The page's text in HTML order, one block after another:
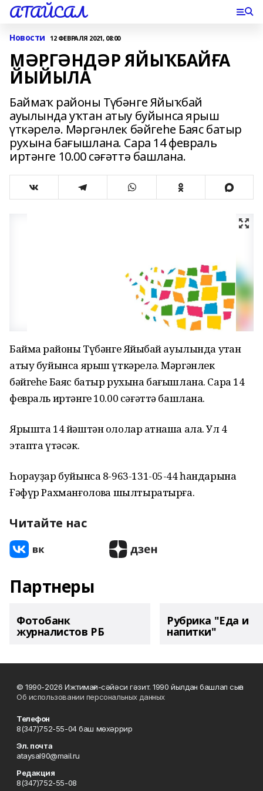
АТАЙСАЛ
Новости 12 ФЕВРАЛЯ 2021, 08:00
МӘРГӘНДӘР ЯЙЫҠБАЙҒА
ЙЫЙЫЛА
Баймаҡ районы Түбәнге Яйыҡбай
ауылында уҡтан атыу буйынса ярыш
үткәрелә. Мәргәнлек бәйгеһе Баяс батыр
рухына бағышлана. Сара 14 февраль
иртәнге 10.00 сәғәттә башлана.
Баймаҡ районы Түбәнге Яйыҡбай ауылында уҡтан
атыу буйынса ярыш үткәрелә. Мәргәнлек
бәйгеһе Баяс батыр рухына бағышлана. Сара 14
февраль иртәнге 10.00 сәғәттә башлана.
Ярышта 14 йәштән ололар ҡатнаша ала. Ул 4
этапта үтәсәк.
Һорауҙар буйынса 8-963-131-05-44 һандарына
Ғәфүр Рахманғоловҡа шылтыратырға.
Читайте нас
Партнеры
Фотобанк
журналистов РБ
Рубрика "Еда и
напитки"
© 1990-2026 Ижтимағи-сәйәси гәзит. 1990 йылдан башлап сыға
Об использовании персональных данных
Телефон
8(347)752-55-04 баш мөхәррир
Эл. почта
ataysal90@mail.ru
Редакция
8(347)752-55-08